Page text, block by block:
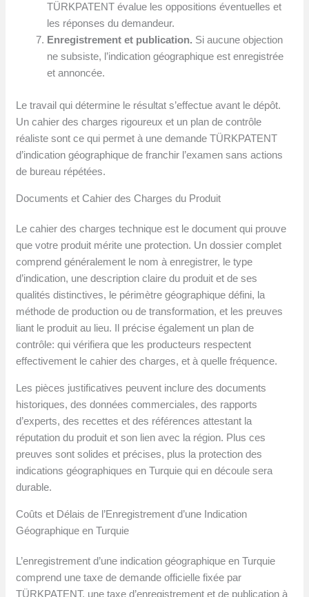
TÜRKPATENT évalue les oppositions éventuelles et
les réponses du demandeur.
Enregistrement et publication. Si aucune objection
ne subsiste, l’indication géographique est enregistrée
et annoncée.
Le travail qui détermine le résultat s’effectue avant le dépôt.
Un cahier des charges rigoureux et un plan de contrôle
réaliste sont ce qui permet à une demande TÜRKPATENT
d’indication géographique de franchir l’examen sans actions
de bureau répétées.
Documents et Cahier des Charges du Produit
Le cahier des charges technique est le document qui prouve
que votre produit mérite une protection. Un dossier complet
comprend généralement le nom à enregistrer, le type
d’indication, une description claire du produit et de ses
qualités distinctives, le périmètre géographique défini, la
méthode de production ou de transformation, et les preuves
liant le produit au lieu. Il précise également un plan de
contrôle: qui vérifiera que les producteurs respectent
effectivement le cahier des charges, et à quelle fréquence.
Les pièces justificatives peuvent inclure des documents
historiques, des données commerciales, des rapports
d’experts, des recettes et des références attestant la
réputation du produit et son lien avec la région. Plus ces
preuves sont solides et précises, plus la protection des
indications géographiques en Turquie qui en découle sera
durable.
Coûts et Délais de l’Enregistrement d’une Indication
Géographique en Turquie
L’enregistrement d’une indication géographique en Turquie
comprend une taxe de demande officielle fixée par
TÜRKPATENT, une taxe d’enregistrement et de publication à